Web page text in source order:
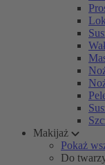
Makijaż
Pokaż
Do